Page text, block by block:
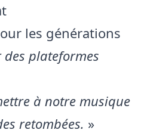
les générations
des plateformes
à notre musique
retombées. »